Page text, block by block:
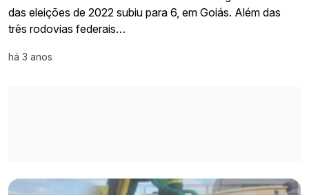
das eleições de 2022 subiu para 6, em Goiás. Além das
três rodovias federais…
há 3 anos